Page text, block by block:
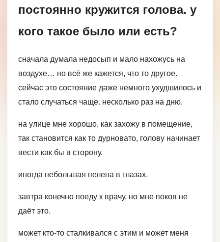
постоянно кружится голова. у
кого такое было или есть?
сначала думала недосып и мало нахожусь на
воздухе… но всё же кажется, что то другое.
сейчас это состояние даже немного ухудшилось и
стало случаться чаще. несколько раз на дню.
на улице мне хорошо, как захожу в помещение,
так становится как то дурновато, голову начинает
вести как бы в сторону.
иногда небольшая пелена в глазах.
завтра конечно поеду к врачу, но мне покоя не
даёт это.
может кто-то сталкивался с этим и может меня